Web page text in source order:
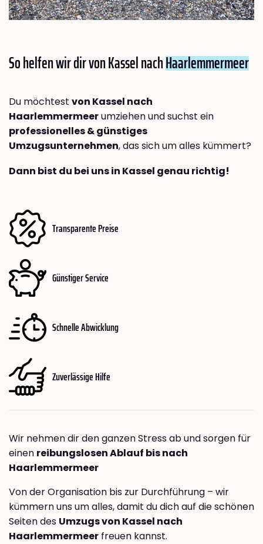
So helfen wir dir von Kassel nachHaarlemmermeer
Du möchtest von Kassel nach
Haarlemmermeerumziehen und suchst ein
professionelles & günstiges
Umzugsunternehmen, das sich um alles kümmert?
Dann bist du bei uns in Kassel genau richtig!
Transparente Preise
Günstiger Service
Schnelle Abwicklung
Zuverlässige Hilfe
Wir nehmen dir den ganzen Stress ab und sorgen für
einen reibungslosen Ablauf bis nach
Haarlemmermeer
Von der Organisation bis zur Durchführung – wir
kümmern uns um alles, damit du dich auf die schönen
Seiten des Umzugs von Kassel nach
Haarlemmermeer freuen kannst.